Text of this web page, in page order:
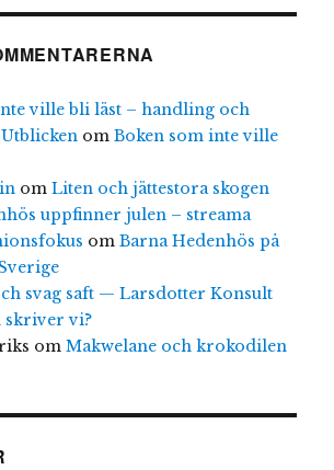
ville bli läst – handling och
om Boken som inte ville
om Liten och jättestora skogen
uppfinner julen – streama
om Barna Hedenhös på
svag saft — Larsdotter Konsult
skriver vi?
om Makwelane och krokodilen